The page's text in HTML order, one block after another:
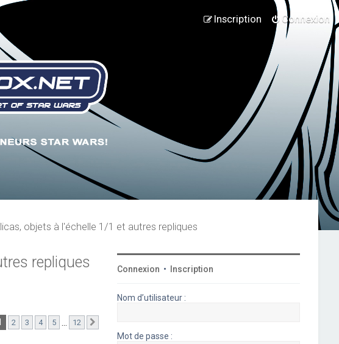
Connexion
Inscription
objets à l'échelle 1/1 et autres repliques
repliques
sur 12
2 3 4 5 12
Connexion • Inscription
Nom d’utilisateur :
Mot de passe :